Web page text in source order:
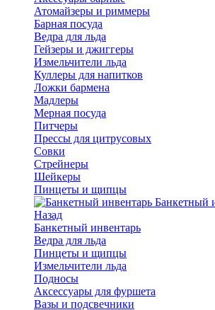
Атомайзеры и риммеры
Барная посуда
Ведра для льда
Гейзеры и джиггеры
Измельчители льда
Куллеры для напитков
Ложки бармена
Мадлеры
Мерная посуда
Питчеры
Прессы для цитрусовых
Совки
Стрейнеры
Шейкеры
Пинцеты и щипцы
Банкетный
Назад
Банкетный инвентарь
Ведра для льда
Пинцеты и щипцы
Измельчители льда
Подносы
Аксессуары для фуршета
Вазы и подсвечники